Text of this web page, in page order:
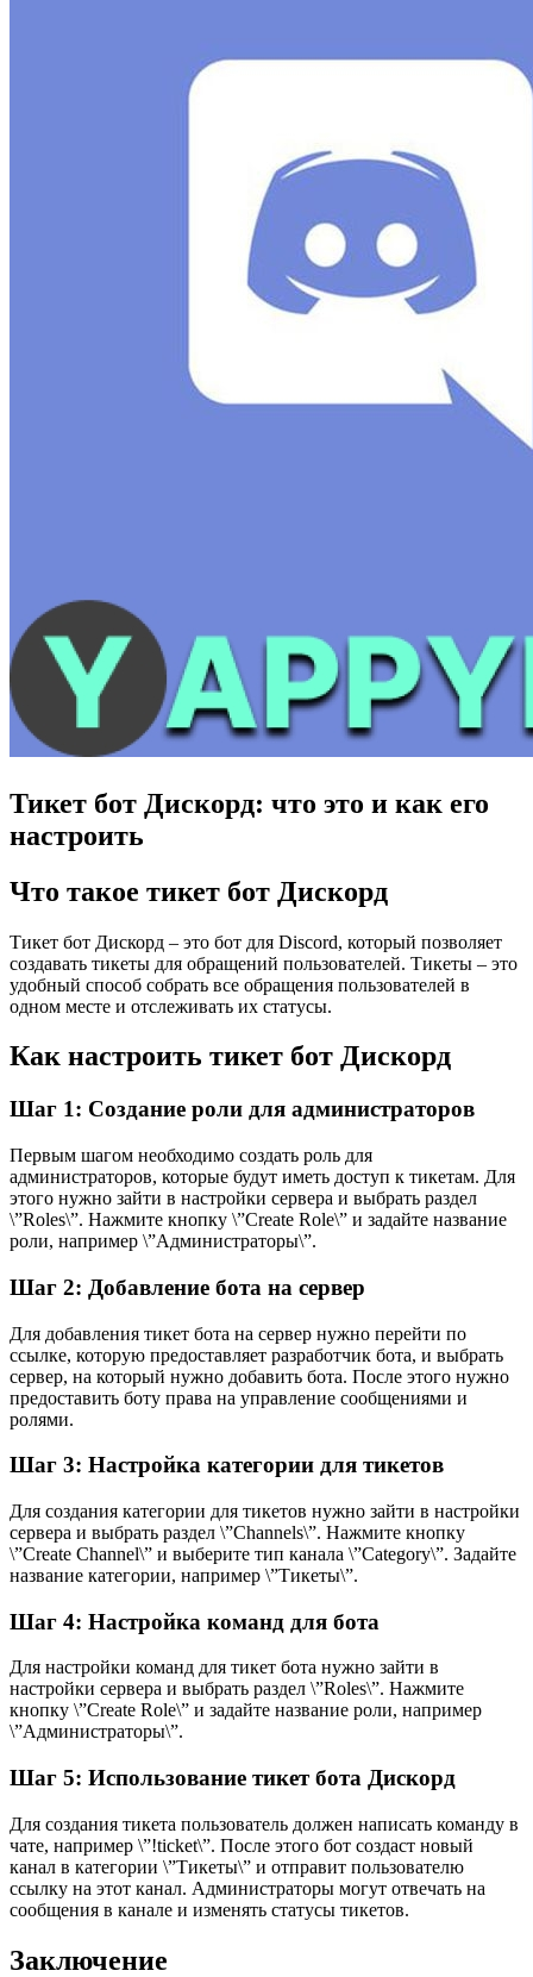
Тикет бот Дискорд: что это и как его
настроить
Что такое тикет бот Дискорд
Тикет бот Дискорд – это бот для Discord, который позволяет
создавать тикеты для обращений пользователей. Тикеты – это
удобный способ собрать все обращения пользователей в
одном месте и отслеживать их статусы.
Как настроить тикет бот Дискорд
Шаг 1: Создание роли для администраторов
Первым шагом необходимо создать роль для
администраторов, которые будут иметь доступ к тикетам. Для
этого нужно зайти в настройки сервера и выбрать раздел
\”Roles\”. Нажмите кнопку \”Create Role\” и задайте название
роли, например \”Администраторы\”.
Шаг 2: Добавление бота на сервер
Для добавления тикет бота на сервер нужно перейти по
ссылке, которую предоставляет разработчик бота, и выбрать
сервер, на который нужно добавить бота. После этого нужно
предоставить боту права на управление сообщениями и
ролями.
Шаг 3: Настройка категории для тикетов
Для создания категории для тикетов нужно зайти в настройки
сервера и выбрать раздел \”Channels\”. Нажмите кнопку
\”Create Channel\” и выберите тип канала \”Category\”. Задайте
название категории, например \”Тикеты\”.
Шаг 4: Настройка команд для бота
Для настройки команд для тикет бота нужно зайти в
настройки сервера и выбрать раздел \”Roles\”. Нажмите
кнопку \”Create Role\” и задайте название роли, например
\”Администраторы\”.
Шаг 5: Использование тикет бота Дискорд
Для создания тикета пользователь должен написать команду в
чате, например \”!ticket\”. После этого бот создаст новый
канал в категории \”Тикеты\” и отправит пользователю
ссылку на этот канал. Администраторы могут отвечать на
сообщения в канале и изменять статусы тикетов.
Заключение